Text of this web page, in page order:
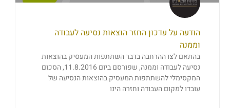
הודעה על עדכון החזר הוצאות נסיעה לעבודה
וממנה
בהתאם לצו ההרחבה בדבר השתתפות המעסיק בהוצאות
נסיעה לעבודה וממנה, שפורסם ביום 11.8.2016, הסכום
המקסימלי להשתתפות המעסיק בהוצאות הנסיעה של
עובדו למקום העבודה וחזרה הינו